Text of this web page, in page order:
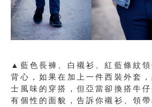
▲藍色長褲、白襯衫、紅藍條紋領
背心，如果在加上一件西裝外套
士風味的穿搭，但亞當卻換搭牛
有個性的面貌，告訴你襯衫、領